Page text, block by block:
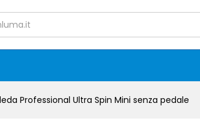
Professional Ultra Spin Mini senza pedale